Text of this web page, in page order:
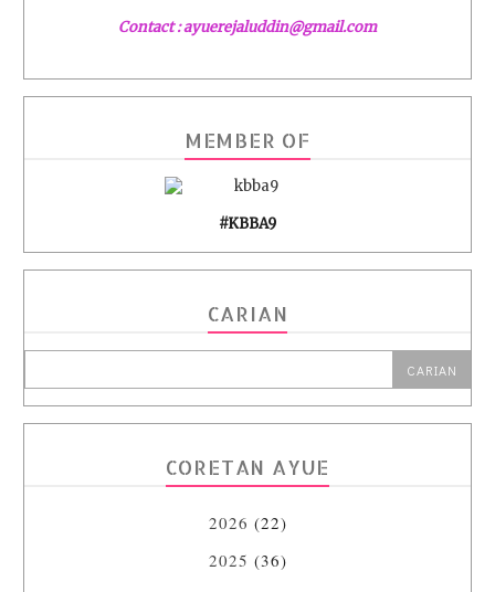
Contact : ayuerejaluddin@gmail.com
MEMBER OF
#KBBA9
CARIAN
CORETAN AYUE
2026 (22)
2025 (36)